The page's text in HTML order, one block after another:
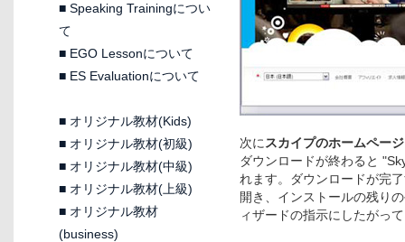
■ Speaking Trainingについ
て
■ EGO Lessonについて
■ ES Evaluationについて
■ オリジナル教材(Kids)
■ オリジナル教材(初級)
■ オリジナル教材(中級)
■ オリジナル教材(上級)
■ オリジナル教材
(business)
次に スカイプのホームペー
ダウンロードが終わると
れます。ダウンロードが完
開き、インストールの残り
ィザードの指示にしたがっ